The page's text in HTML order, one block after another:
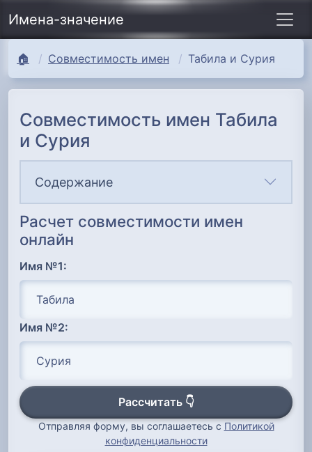
Имена-значение
🏠 Совместимость имен Табила и Сурия
Совместимость имен Табила
и Сурия
Содержание
Расчет совместимости имен
онлайн
Имя №1:
Имя №2:
Рассчитать 👇
Отправляя форму, вы соглашаетесь с Политикой
конфиденциальности